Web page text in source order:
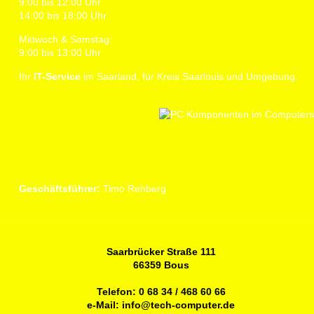
9:00 bis 12:00 Uhr
14:00 bis 18:00 Uhr
Mittwoch & Samstag:
9:00 bis 13:00 Uhr
Ihr IT-Serviceim Saarland, für Kreis Saarlouis und Umgebung.
Geschäftsführer: Timo Rehberg
Saarbrücker Straße 111
66359 Bous
Telefon: 0 68 34 / 468 60 66
e-Mail: info@tech-computer.de